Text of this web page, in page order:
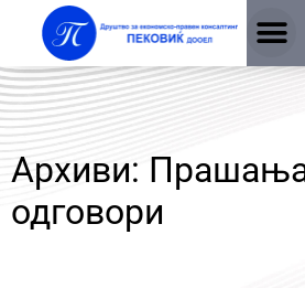
Архиви:
одговори